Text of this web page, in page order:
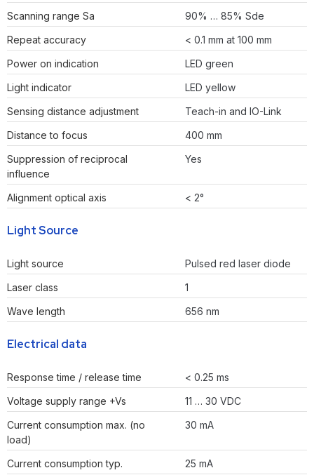
Scanning range Sa
90% … 85% Sde
Repeat accuracy
< 0.1 mm at 100 mm
Power on indication
LED green
Light indicator
LED yellow
Sensing distance adjustment
Teach-in and IO-Link
Distance to focus
400 mm
Suppression of reciprocal
influence
Yes
Alignment optical axis < 2°
Light Source
Light source
Pulsed red laser diode
Laser class
1
Wave length
656 nm
Electrical data
Response time / release time
< 0.25 ms
Voltage supply range +Vs
11 … 30 VDC
Current consumption max. (no
load)
30 mA
Current consumption typ. 25 mA